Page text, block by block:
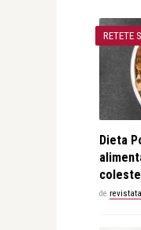
RETETE
Dieta
de